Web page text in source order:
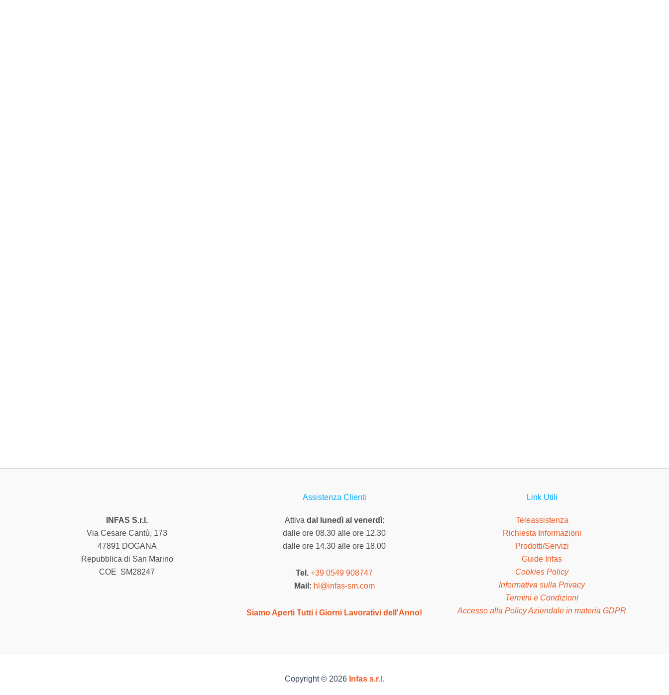
INFAS S.r.l.
Via Cesare Cantù, 173
47891 DOGANA
Repubblica di San Marino
COE SM28247
Assistenza Clienti
Attiva dal lunedì al venerdì:
dalle ore 08.30 alle ore 12.30
dalle ore 14.30 alle ore 18.00
Tel. +39 0549 908747
Mail: hl@infas-sm.com
Siamo Aperti Tutti i Giorni Lavorativi dell'Anno!
Link Utili
Teleassistenza
Richiesta Informazioni
Prodotti/Servizi
Guide Infas
Cookies Policy
Informativa sulla Privacy
Termini e Condizioni
Accesso alla Policy Aziendale in materia GDPR
Copyright © 2026 Infas s.r.l.